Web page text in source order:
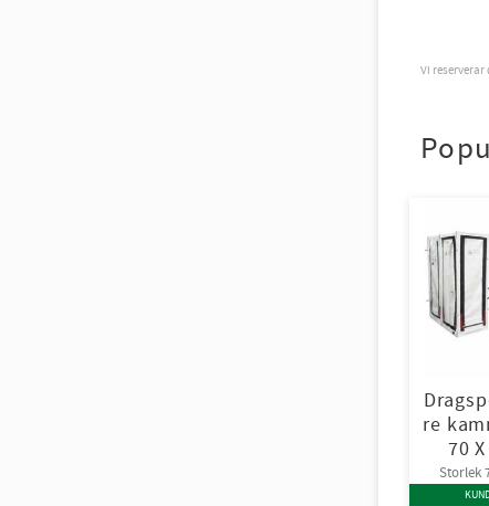
Vi
re
70
Storlek